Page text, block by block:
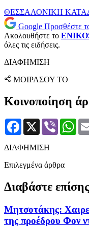
ΘΕΣΣΑΛΟΝΙΚΗ
Google Προσθέστε
Ακολουθήστε το
όλες τις ειδήσεις.
ΔΙΑΦΗΜΙΣΗ
ΜΟΙΡΑΣΟΥ ΤΟ
Κοινοποίηση
Facebook
X Viber
ΔΙΑΦΗΜΙΣΗ
Επιλεγμένα άρθρα
Διαβάστε επίσης
Μητσοτάκης:
της προέδρου Φον